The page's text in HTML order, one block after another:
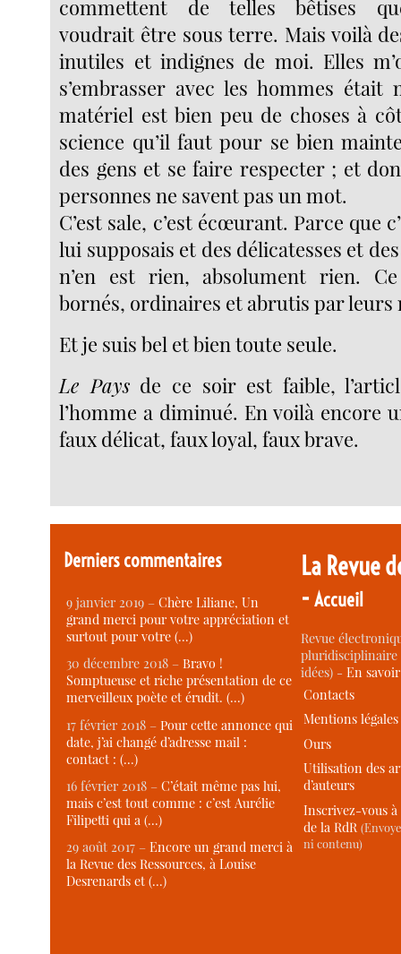
commettent de telles bêtises
voudrait être sous terre. Mais voilà
inutiles et indignes de moi. Elles
s’embrasser avec les hommes
matériel est bien peu de choses à
science qu’il faut pour se bien
des gens et se faire respecter ; et
personnes ne savent pas un mot.
C’est sale, c’est écœurant. Parce que
lui supposais et des délicatesses et
n’en est rien, absolument rien.
bornés, ordinaires et abrutis par leurs
Et je suis bel et bien toute seule.
Le Paysde ce soir est faible,
l’homme a diminué. En voilà encore
faux délicat, faux loyal, faux brave.
Derniers commentaires
9 janvier 2019 –Chère Liliane, Un
grand merci pour votre appréciation et
surtout pour votre (…)
30 décembre 2018 –Bravo !
Somptueuse et riche présentation de ce
merveilleux poète et érudit. (…)
17 février 2018 –Pour cette annonce qui
date, j’ai changé d’adresse mail :
contact : (…)
16 février 2018 –C’était même pas lui,
mais c’est tout comme : c’est Aurélie
Filipetti qui a (…)
29 août 2017 –Encore un grand merci à
la Revue des Ressources, à Louise
Desrenards et (…)
La Revue
-Accueil
Revue
idées) -En
Contacts
Mentions légales
Ours
Utilisation des
d’auteurs
Inscrivez-vous
de la RdR
ni contenu)